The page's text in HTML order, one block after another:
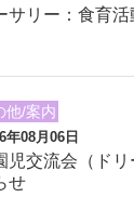
サリー：食育活
他/案内
年08月06日
児交流会（ド
せ